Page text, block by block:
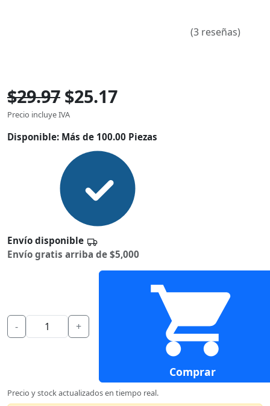
(3 reseñas)
$29.97 $25.17
Precio incluye IVA
Disponible: Más de 100.00 Piezas
Envío disponible
Envío gratis arriba de $5,000
- +
Comprar
Precio y stock actualizados en tiempo real.